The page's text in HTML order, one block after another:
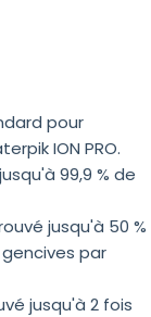
pour
ION PRO.
99,9 % de
jusqu'à 50 %
par
jusqu'à 2 fois